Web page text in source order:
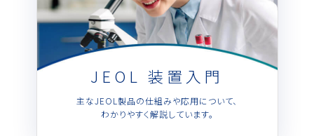
JEOL 装置入門
主なJEOL製品の仕組みや応用について、
わかりやすく解説しています。